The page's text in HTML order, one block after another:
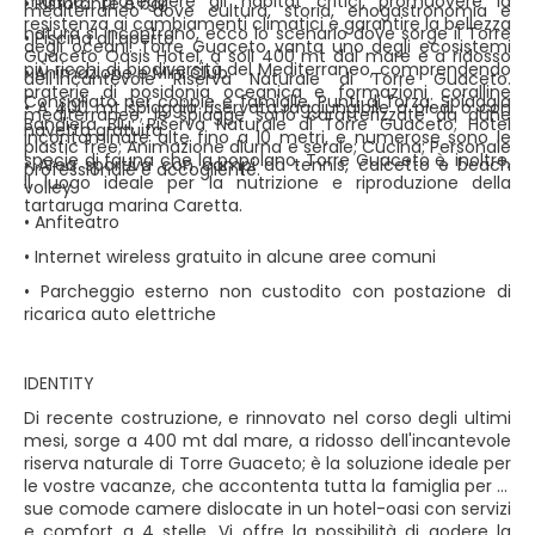
mediterraneo dove cultura, storia, enogastronomia e
natura si incontrano, ecco lo scenario dove sorge il Torre
Guaceto Oasis Hotel, a soli 400 mt dal mare e a ridosso
dell'incantevole Riserva Naturale di Torre Guaceto.
Consigliato per coppie e famiglie. Punti di forza: Spiaggia
Bandiera Blu; Riserva Naturale di Torre Guaceto; Hotel
plastic free; Animazione diurna e serale; Cucina; Personale
professionale e accogliente.
resistenza ai cambiamenti climatici e garantire la bellezza
degli oceani. Torre Guaceto vanta uno degli ecosistemi
più ricchi di biodiversità del Mediterraneo, comprendendo
praterie di posidonia oceanica e formazioni coralline
mediterranee; le spiagge sono caratterizzate da dune
incontaminate alte fino a 10 metri, e numerose sono le
specie di fauna che la popolano. Torre Guaceto è, inoltre,
il luogo ideale per la nutrizione e riproduzione della
tartaruga marina Caretta.
• Piscina all’aperto
• Animazione e Mini Club
• A 400 mt spiaggia riservata raggiungibile a piedi o con
navetta gratuita
• Area sportiva con campi da tennis, calcetto e beach
volley
• Anfiteatro
• Internet wireless gratuito in alcune aree comuni
• Parcheggio esterno non custodito con postazione di
ricarica auto elettriche
IDENTITY
Di recente costruzione, e rinnovato nel corso degli ultimi
mesi, sorge a 400 mt dal mare, a ridosso dell'incantevole
riserva naturale di Torre Guaceto; è la soluzione ideale per
le vostre vacanze, che accontenta tutta la famiglia per le
sue comode camere dislocate in un hotel-oasi con servizi